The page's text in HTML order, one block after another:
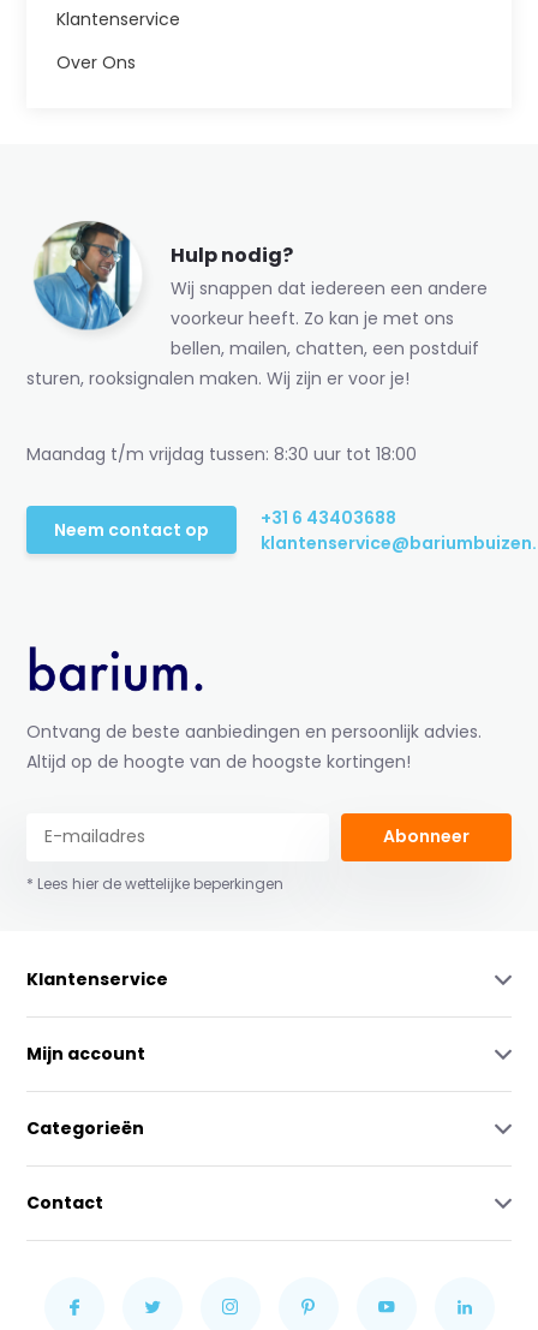
Klantenservice
Over Ons
Hulp nodig?
Wij snappen dat iedereen een andere
voorkeur heeft. Zo kan je met ons
bellen, mailen, chatten, een postduif
sturen, rooksignalen maken. Wij zijn er voor je!
Maandag t/m vrijdag tussen: 8:30 uur tot 18:00
Neem contact op
+31 6 43403688
Ontvang de beste aanbiedingen en persoonlijk advies.
Altijd op de hoogte van de hoogste kortingen!
Abonneer
* Lees hier de wettelijke beperkingen
Klantenservice
Mijn account
Categorieën
Contact